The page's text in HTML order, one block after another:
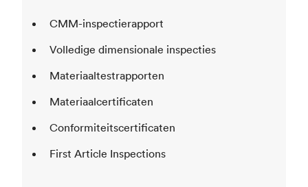
CMM-inspectierapport
Volledige dimensionale inspecties
Materiaaltestrapporten
Materiaalcertificaten
Conformiteitscertificaten
First Article Inspections